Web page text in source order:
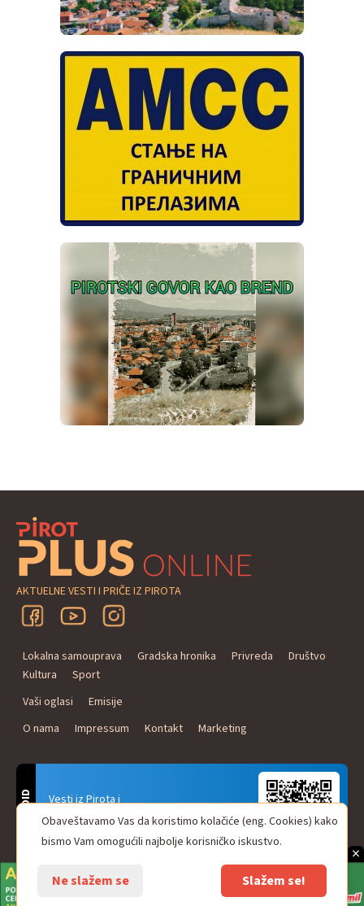
×
AKTUELNE VESTI I PRIČE IZ PIROTA
Lokalna samouprava Gradska hronika Privreda
Društvo
Kultura
Sport
Vaši oglasi
Emisije
O nama
Impressum Kontakt Marketing
Vesti iz Pirota i
Naxi Plus Radio
Uvek u Vašem džepu!
ANDROID
© Pirot plus online - internet portal. Sva prava zadržana.
Obaveštavamo Vas da koristimo kolačiće (eng. Cookies) kako
bismo Vam omogućili najbolje korisničko iskustvo.
Ne slažem se Slažem se!